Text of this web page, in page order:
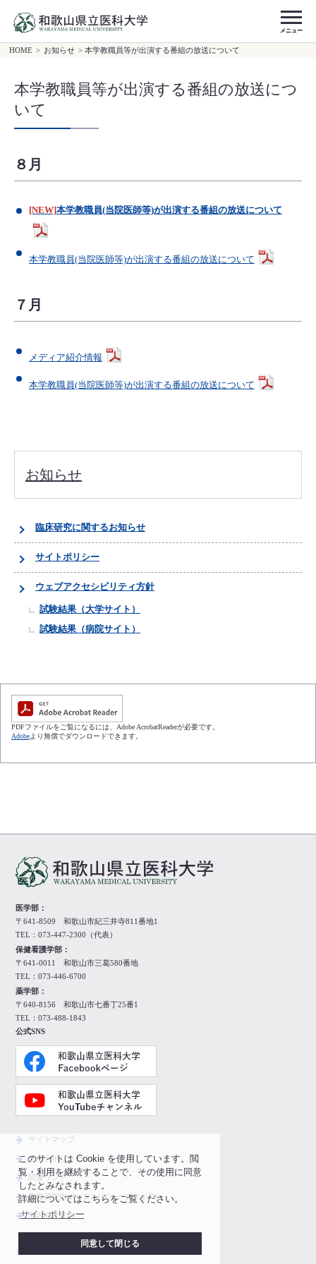
このサイトは Cookie を使用しています。閲
覧・利用を継続することで、その使用に同意
したとみなされます。
詳細についてはこちらをご覧ください。
サイトポリシー
同意して閉じる
メニュー
HOME > お知らせ > 本学教職員等が出演する番組の放送について
本学教職員等が出演する番組の放送につ
いて
８月
[NEW]本学教職員(当院医師等)が出演する番組の放送について
本学教職員(当院医師等)が出演する番組の放送について
７月
メディア紹介情報
本学教職員(当院医師等)が出演する番組の放送について
お知らせ
臨床研究に関するお知らせ
サイトポリシー
ウェブアクセシビリティ方針
試験結果（大学サイト）
試験結果（病院サイト）
PDFファイルをご覧になるには、Adobe AcrobatReaderが必要です。
Adobeより無償でダウンロードできます。
医学部：
〒641-8509 和歌山市紀三井寺811番地1
TEL：073-447-2300（代表）
保健看護学部：
〒641-0011 和歌山市三葛580番地
TEL：073-446-6700
薬学部：
〒640-8156 和歌山市七番丁25番1
TEL：073-488-1843
公式SNS
サイトマップ
サイトポリシー
関連リンク
教職員学内ポータル(グループウェア)
学内向け案内